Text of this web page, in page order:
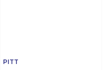
PITT